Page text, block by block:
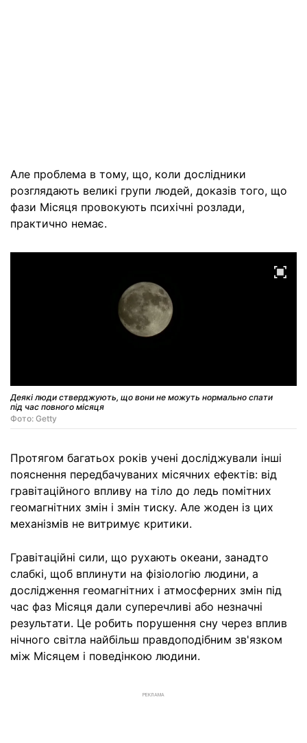
Але проблема в тому, що, коли дослідники
розглядають великі групи людей, доказів того, що
фази Місяця провокують психічні розлади,
практично немає.
Деякі люди стверджують, що вони не можуть нормально спати
під час повного місяця
Фото: Getty
Протягом багатьох років учені досліджували інші
пояснення передбачуваних місячних ефектів: від
гравітаційного впливу на тіло до ледь помітних
геомагнітних змін і змін тиску. Але жоден із цих
механізмів не витримує критики.
Гравітаційні сили, що рухають океани, занадто
слабкі, щоб вплинути на фізіологію людини, а
дослідження геомагнітних і атмосферних змін під
час фаз Місяця дали суперечливі або незначні
результати. Це робить порушення сну через вплив
нічного світла найбільш правдоподібним зв'язком
між Місяцем і поведінкою людини.
РЕКЛАМА